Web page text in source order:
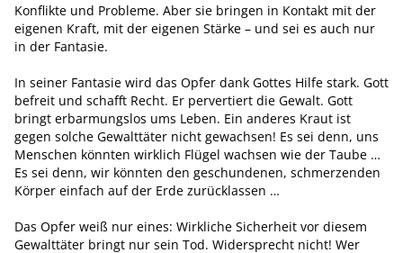
Konflikte und Probleme. Aber sie bringen in Kontakt mit der
eigenen Kraft, mit der eigenen Stärke – und sei es auch nur
in der Fantasie.
In seiner Fantasie wird das Opfer dank Gottes Hilfe stark. Gott
befreit und schafft Recht. Er pervertiert die Gewalt. Gott
bringt erbarmungslos ums Leben. Ein anderes Kraut ist
gegen solche Gewalttäter nicht gewachsen! Es sei denn, uns
Menschen könnten wirklich Flügel wachsen wie der Taube …
Es sei denn, wir könnten den geschundenen, schmerzenden
Körper einfach auf der Erde zurücklassen …
Das Opfer weiß nur eines: Wirkliche Sicherheit vor diesem
Gewalttäter bringt nur sein Tod. Widersprecht nicht! Wer